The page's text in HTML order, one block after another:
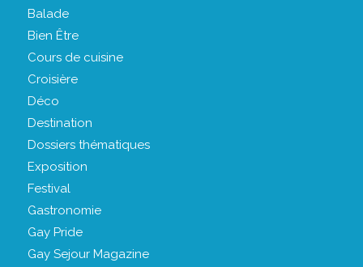
Balade
Bien Être
Cours de cuisine
Croisière
Déco
Destination
Dossiers thématiques
Exposition
Festival
Gastronomie
Gay Pride
Gay Sejour Magazine